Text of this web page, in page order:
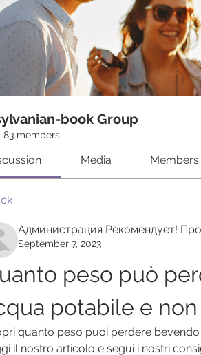
book Group
83 members
Media Members
Администрация Рекомендует!
September 7, 2023
peso può
potabile e
quanto peso puoi perdere
il nostro articolo e segui i nostri